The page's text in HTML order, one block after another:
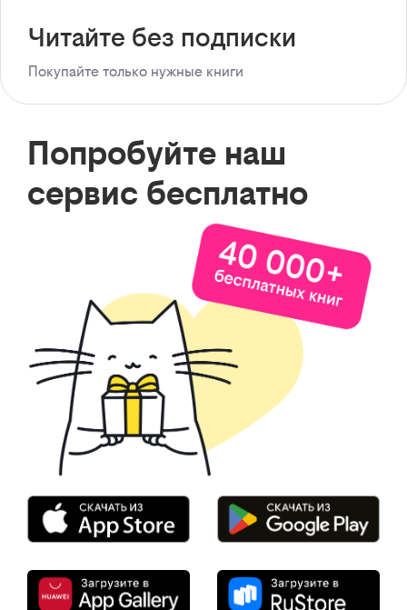
Читайте без подписки
Покупайте только нужные книги
Попробуйте наш
сервис бесплатно